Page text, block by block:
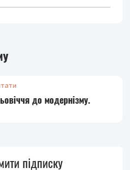
до модернізму.
підписку